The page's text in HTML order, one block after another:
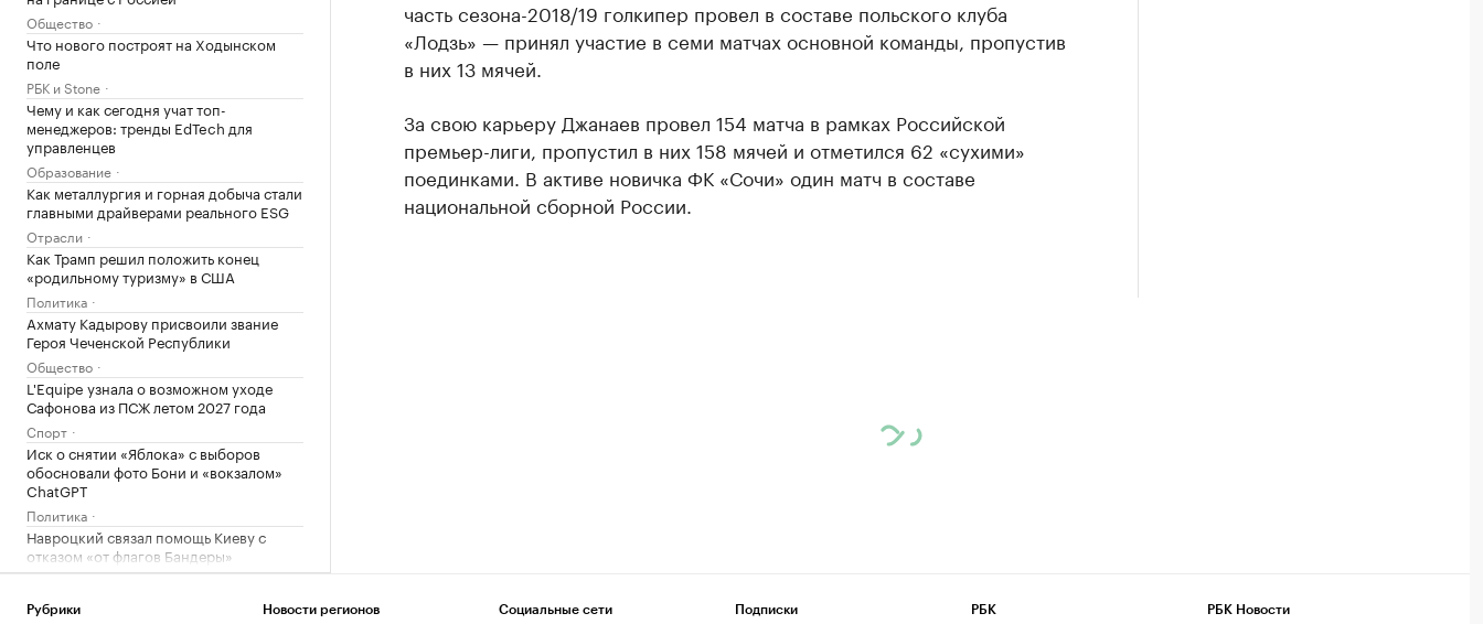
Общество
Что нового построят на Ходынском
поле
РБК и Stone
Чему и как сегодня учат топ-
менеджеров: тренды EdTech для
управленцев
Образование
Как металлургия и горная добыча стали
главными драйверами реального ESG
Отрасли
Как Трамп решил положить конец
«родильному туризму» в США
Политика
Ахмату Кадырову присвоили звание
Героя Чеченской Республики
Общество
L'Equipe узнала о возможном уходе
Сафонова из ПСЖ летом 2027 года
Спорт
Иск о снятии «Яблока» с выборов
обосновали фото Бони и «вокзалом»
ChatGPT
Политика
Навроцкий связал помощь Киеву с
отказом «от флагов Бандеры»
Политика
часть сезона-2018/19 голкипер провел в составе польского клуба
«Лодзь» — принял участие в семи матчах основной команды, пропустив
в них 13 мячей.
За свою карьеру Джанаев провел 154 матча в рамках Российской
премьер-лиги, пропустил в них 158 мячей и отметился 62 «сухими»
поединками. В активе новичка ФК «Сочи» один матч в составе
национальной сборной России.
Рубрики Новости регионов Социальные сети Подписки РБК РБК Новости